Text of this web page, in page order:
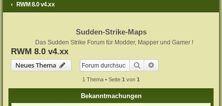
RWM 8.0 v4.xx
Sudden-Strike-Maps
Das Sudden Strike Forum für Modder, Mapper und Gamer !
RWM 8.0 v4.xx
Neues Thema
Suche
1 Thema • Seite 1 von 1
Bekanntmachungen